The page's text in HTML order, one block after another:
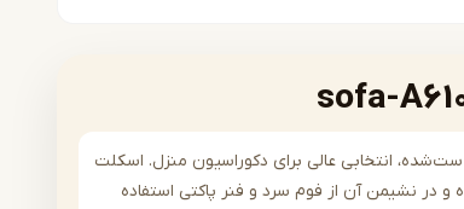
ست‌شده، انتخابی عالی برای دکوراسیون منزل. اسکلت
در نشیمن آن از فوم سرد و فنر پاکتی استفاده